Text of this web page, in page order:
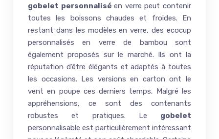
gobelet personnaliséen verre peut contenir
toutes les boissons chaudes et froides. En
restant dans les modèles en verre, des ecocup
personnalisés en verre de bambou sont
également proposés sur le marché. Ils ont la
réputation d’être élégants et adaptés à toutes
les occasions. Les versions en carton ont le
vent en poupe ces derniers temps. Malgré les
appréhensions, ce sont des contenants
robustes et pratiques. Le gobelet
personnalisable est particulièrement intéressant